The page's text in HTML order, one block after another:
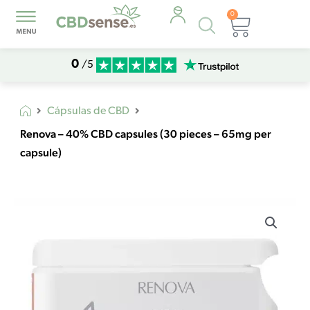
Búsqueda
de
0
Carrito
0 /5
Cápsulas de CBD
Renova – 40% CBD capsules (30 pieces – 65mg per
capsule)
CBD
capsules